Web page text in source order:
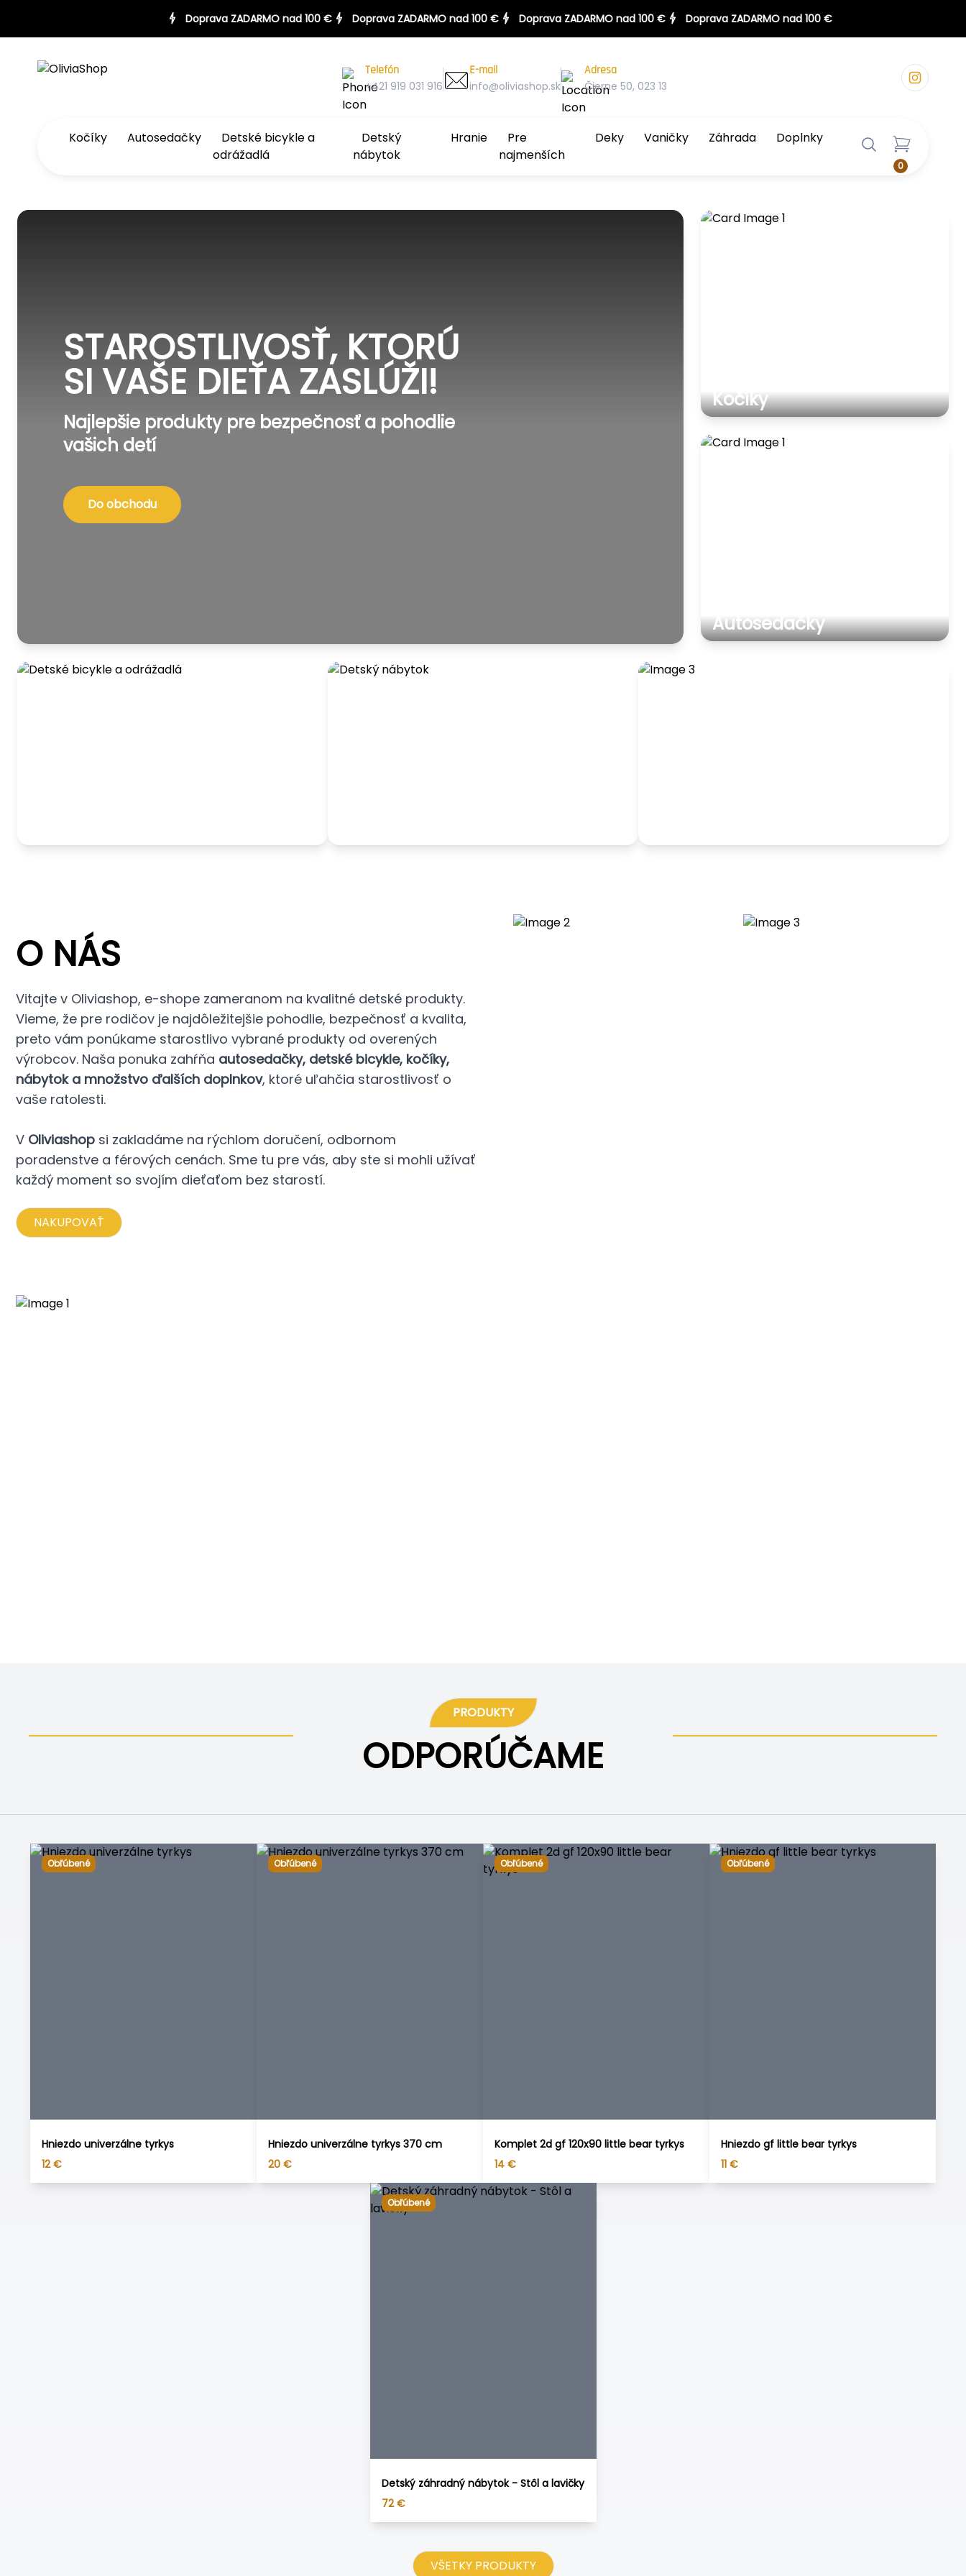
Doprava ZADARMO nad 100 € Doprava ZADARMO nad 100 € Doprava ZADARMO nad 100 €
Telefón
+421 919 031 916
E-mail
info@oliviashop.sk
Adresa
Čierne 50, 023 13
Kočíky Autosedačky
Detské bicykle a
odrážadlá
Detský
nábytok
Hranie
Pre
najmenších
Deky Vaničky Záhrada Doplnky
0
STAROSTLIVOSŤ, KTORÚ
SI VAŠE DIEŤA ZASLÚŽI!
Najlepšie produkty pre bezpečnosť a pohodlie
vašich detí
Do obchodu
Kočíky
Autosedačky
O NÁS
Vitajte v Oliviashop, e-shope zameranom na kvalitné detské produkty.
Vieme, že pre rodičov je najdôležitejšie pohodlie, bezpečnosť a kvalita,
preto vám ponúkame starostlivo vybrané produkty od overených
výrobcov. Naša ponuka zahŕňa autosedačky, detské bicykle, kočíky,
nábytok a množstvo ďalších doplnkov, ktoré uľahčia starostlivosť o
vaše ratolesti.
V Oliviashop si zakladáme na rýchlom doručení, odbornom
poradenstve a férových cenách. Sme tu pre vás, aby ste si mohli užívať
každý moment so svojím dieťaťom bez starostí.
NAKUPOVAŤ
PRODUKTY
ODPORÚČAME
Obľúbené
Hniezdo univerzálne tyrkys
12 €
Obľúbené
Hniezdo univerzálne tyrkys 370 cm
20 €
Obľúbené
Komplet 2d gf 120x90 little bear tyrkys
14 €
Obľúbené
Hniezdo gf little bear tyrkys
11 €
Obľúbené
Detský záhradný nábytok - Stôl a lavičky
72 €
VŠETKY PRODUKTY